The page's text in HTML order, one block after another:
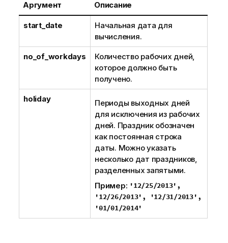
Аргумент Описание
start_date
Начальная дата для
вычисления.
no_of_workdays
Количество рабочих дней,
которое должно быть
получено.
holiday
Периоды выходных дней
для исключения из рабочих
дней. Праздник обозначен
как постоянная строка
даты. Можно указать
несколько дат праздников,
разделенных запятыми.
Пример: '12/25/2013',
'12/26/2013', '12/31/2013',
'01/01/2014'